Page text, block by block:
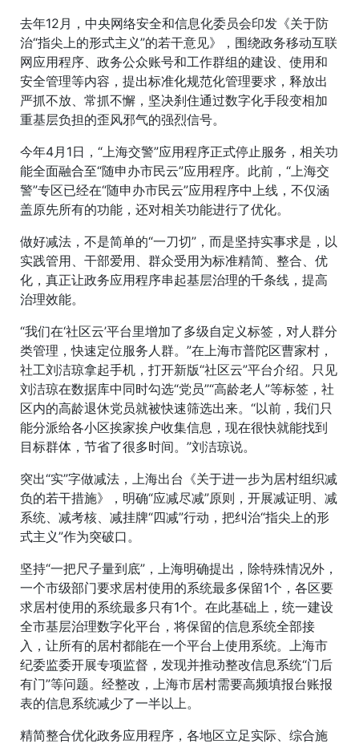
去年12月，中央网络安全和信息化委员会印发《关于防
治“指尖上的形式主义”的若干意见》，围绕政务移动互联
网应用程序、政务公众账号和工作群组的建设、使用和
安全管理等内容，提出标准化规范化管理要求，释放出
严抓不放、常抓不懈，坚决刹住通过数字化手段变相加
重基层负担的歪风邪气的强烈信号。
今年4月1日，“上海交警”应用程序正式停止服务，相关功
能全面融合至“随申办市民云”应用程序。此前，“上海交
警”专区已经在“随申办市民云”应用程序中上线，不仅涵
盖原先所有的功能，还对相关功能进行了优化。
做好减法，不是简单的“一刀切”，而是坚持实事求是，以
实践管用、干部爱用、群众受用为标准精简、整合、优
化，真正让政务应用程序串起基层治理的千条线，提高
治理效能。
“我们在‘社区云’平台里增加了多级自定义标签，对人群分
类管理，快速定位服务人群。”在上海市普陀区曹家村，
社工刘洁琼拿起手机，打开新版“社区云”平台介绍。只见
刘洁琼在数据库中同时勾选“党员”“高龄老人”等标签，社
区内的高龄退休党员就被快速筛选出来。“以前，我们只
能分派给各小区挨家挨户收集信息，现在很快就能找到
目标群体，节省了很多时间。”刘洁琼说。
突出“实”字做减法，上海出台《关于进一步为居村组织减
负的若干措施》，明确“应减尽减”原则，开展减证明、减
系统、减考核、减挂牌“四减”行动，把纠治“指尖上的形
式主义”作为突破口。
坚持“一把尺子量到底”，上海明确提出，除特殊情况外，
一个市级部门要求居村使用的系统最多保留1个，各区要
求居村使用的系统最多只有1个。在此基础上，统一建设
全市基层治理数字化平台，将保留的信息系统全部接
入，让所有的居村都能在一个平台上使用系统。上海市
纪委监委开展专项监督，发现并推动整改信息系统“门后
有门”等问题。经整改，上海市居村需要高频填报台账报
表的信息系统减少了一半以上。
精简整合优化政务应用程序，各地区立足实际、综合施